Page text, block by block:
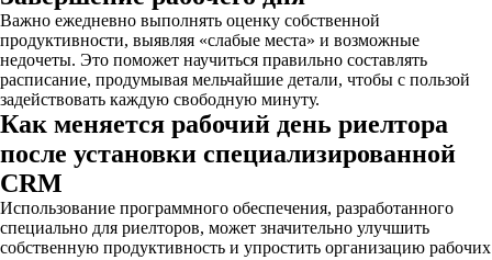
Важно ежедневно выполнять оценку собственной
продуктивности, выявляя «слабые места» и возможные
недочеты. Это поможет научиться правильно составлять
расписание, продумывая мельчайшие детали, чтобы с пользой
задействовать каждую свободную минуту.
Как меняется рабочий день риелтора
после установки специализированной
CRM
Использование программного обеспечения, разработанного
специально для риелторов, может значительно улучшить
собственную продуктивность и упростить организацию рабочих